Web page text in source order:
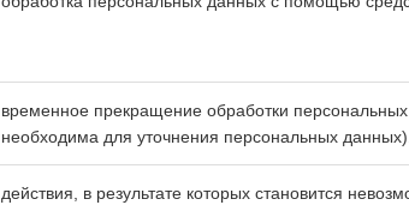
временное прекращение обработки
необходима для уточнения персональных
действия, в результате которых становится